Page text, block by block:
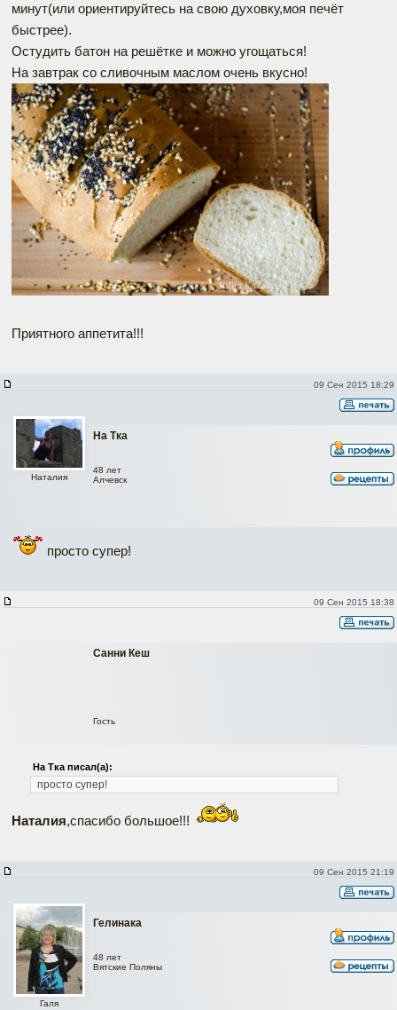
минут(или ориентируйтесь на свою духовку,моя печёт
быстрее).
Остудить батон на решётке и можно угощаться!
На завтрак со сливочным маслом очень вкусно!
Приятного аппетита!!!
09 Сен 2015 18:29
На Тка
Наталия
48 лет
Алчевск
просто супер!
09 Сен 2015 18:38
Санни Кеш
Гость
На Тка писал(а):
просто супер!
Наталия,спасибо большое!!!
09 Сен 2015 21:19
Гелинака
Галя
48 лет
Вятские Поляны